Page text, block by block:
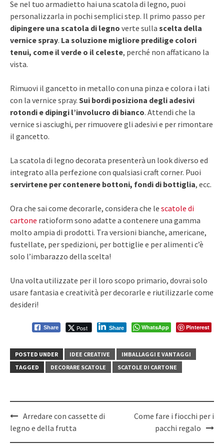
Se nel tuo armadietto hai una scatola di legno, puoi
personalizzarla in pochi semplici step. Il primo passo per
dipingere una scatola di legno verte sulla scelta della
vernice spray. La soluzione migliore predilige colori
tenui, come il verde o il celeste, perché non affaticano la
vista.
Rimuovi il gancetto in metallo con una pinza e colora i lati
con la vernice spray. Sui bordi posiziona degli adesivi
rotondi e dipingi l’involucro di bianco. Attendi che la
vernice si asciughi, per rimuovere gli adesivi e per rimontare
il gancetto.
La scatola di legno decorata presenterà un look diverso ed
integrato alla perfezione con qualsiasi craft corner. Puoi
servirtene per contenere bottoni, fondi di bottiglia, ecc.
Ora che sai come decorarle, considera che le scatole di
cartone ratioform sono adatte a contenere una gamma
molto ampia di prodotti. Tra versioni bianche, americane,
fustellate, per spedizioni, per bottiglie e per alimenti c’è
solo l’imbarazzo della scelta!
Una volta utilizzate per il loro scopo primario, dovrai solo
usare fantasia e creatività per decorarle e riutilizzarle come
desideri!
Share Post Share WhatsApp Pinterest
POSTED UNDER IDEE CREATIVE
IMBALLAGGI E VANTAGGI
TAGGED
DECORARE SCATOLE SCATOLE DI CARTONE
Post
navigation
Arredare con cassette di
legno e della frutta
Come fare i fiocchi per i
pacchi regalo